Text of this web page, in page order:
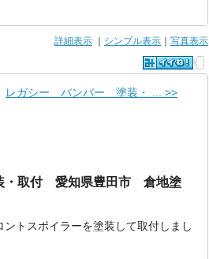
詳細表示 シンプル表示 写真表示
レガシー バンバー 塗装・ ... >>
・取付 愛知県豊田市 倉地塗
ントスポイラーを塗装して取付しまし